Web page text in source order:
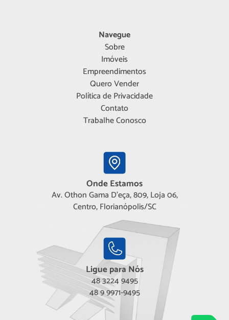
Navegue
Sobre
Imóveis
Empreendimentos
Quero Vender
Política de Privacidade
Contato
Trabalhe Conosco
Onde Estamos
Av. Othon Gama D'eça, 809, Loja 06,
Centro, Florianópolis/SC
Ligue para Nós
48 3224 9495
48 9 9971-9495